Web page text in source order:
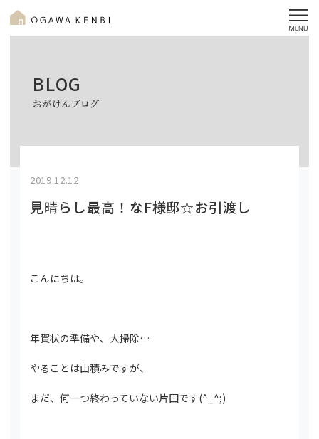
BLOG
おがけんブログ
2019.12.12
見晴らし最高！なF様邸☆お引渡し
こんにちは。
年賀状の準備や、大掃除…
やることは山積みですが、
まだ、何一つ終わっていない片田です(^_^;)